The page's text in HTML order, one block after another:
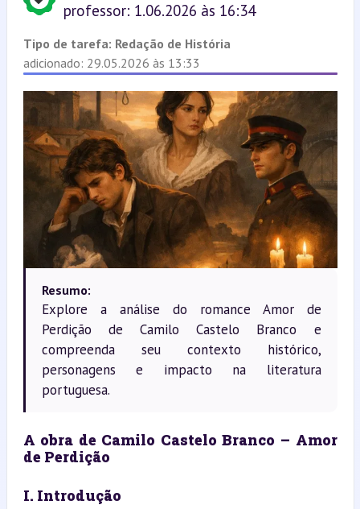
professor: 1.06.2026 às 16:34
Tipo de tarefa: Redação de História
adicionado: 29.05.2026 às 13:33
Resumo:
Explore a análise do romance Amor de
Perdição de Camilo Castelo Branco e
compreenda seu contexto histórico,
personagens e impacto na literatura
portuguesa.
A obra de Camilo Castelo Branco – Amor
de Perdição
I. Introdução